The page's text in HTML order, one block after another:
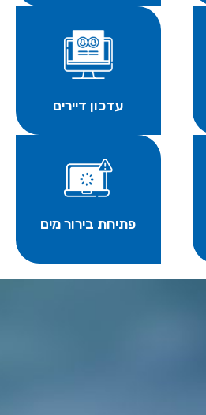
עדכון דיירים
פתיחת בירור מים